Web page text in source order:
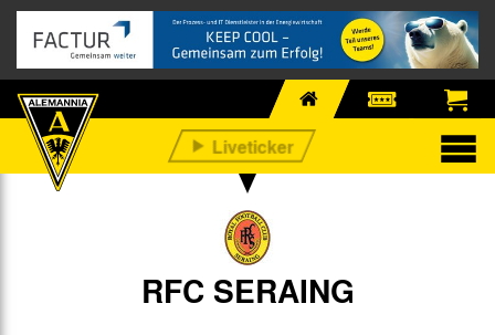
RFC SERAING